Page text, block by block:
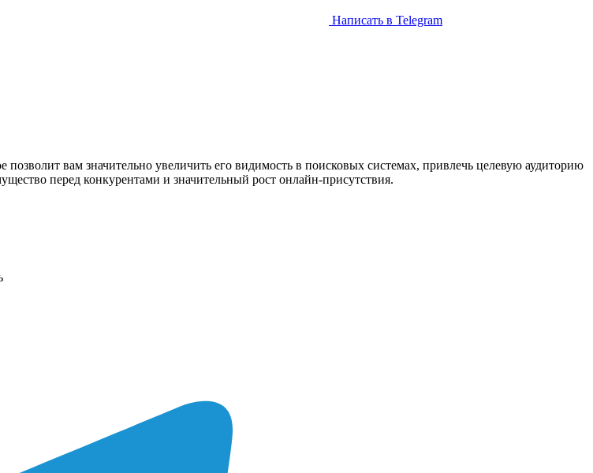
Написать в Telegram
вам значительно увеличить его видимость в поисковых системах, привлечь целевую аудиторию
перед конкурентами и значительный рост онлайн-присутствия.